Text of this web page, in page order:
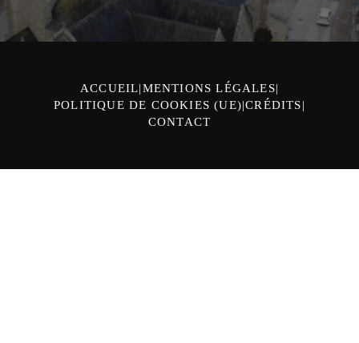
ACCUEIL MENTIONS LÉGALES
POLITIQUE DE COOKIES (UE) CRÉDITS
CONTACT